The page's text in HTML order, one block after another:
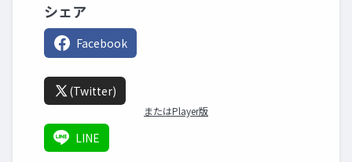
シェア
Facebook
(Twitter)
またはPlayer版
LINE